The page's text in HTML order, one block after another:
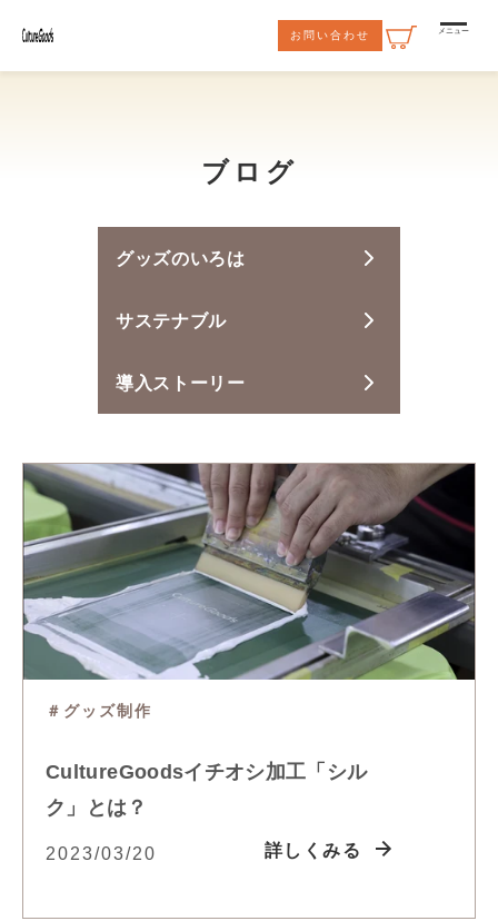
ンツに
進む
お問い合わせ メニュー
ブログ
グッズのいろは
サステナブル
導入ストーリー
＃グッズ制作
CultureGoodsイチオシ加工「シル
ク」とは？
2023/03/20 詳しくみる